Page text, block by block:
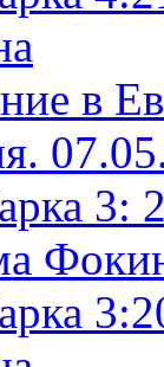
в
3: